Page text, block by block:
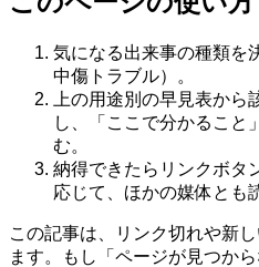
気になる出来事の種類を
中傷トラブル）。
上の用途別の早見表か
し、「ここで分かること
む。
納得できたらリンクボタ
応じて、ほかの媒体とも
この記事は、リンク切れや新
ます。もし「ページが見つか